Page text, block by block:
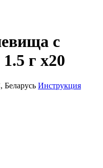
с
г x20
Беларусь Инструкция